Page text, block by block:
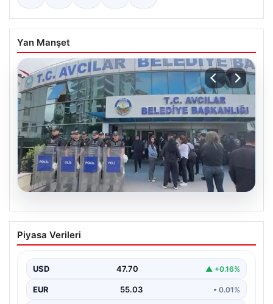
Yan Manşet
05.08.2026
Avcılar Belediyesi’ne operasyon. 12
şüpheli gözaltına alındı
Piyasa Verileri
USD 47.70 ▲ +0.16%
EUR 55.03 • 0.01%